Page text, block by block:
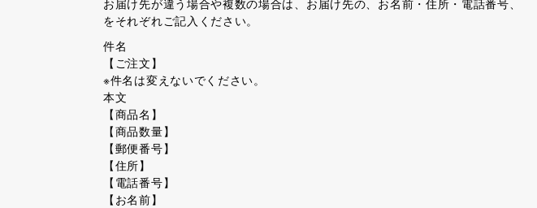
をそれぞれご記入ください。
件名
【ご注文】
※件名は変えないでください。
本文
【商品名】
【商品数量】
【郵便番号】
【住所】
【電話番号】
【お名前】